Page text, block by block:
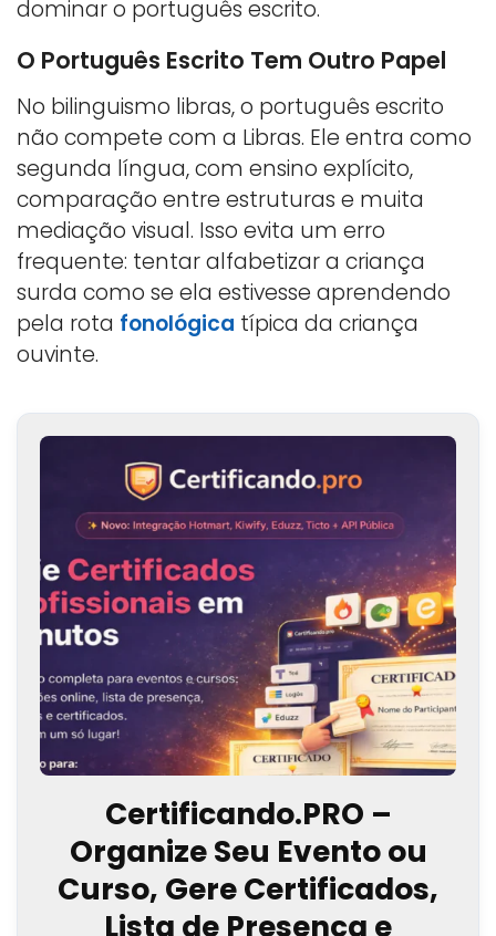
dominar o português escrito.
O Português Escrito Tem Outro Papel
No bilinguismo libras, o português escrito
não compete com a Libras. Ele entra como
segunda língua, com ensino explícito,
comparação entre estruturas e muita
mediação visual. Isso evita um erro
frequente: tentar alfabetizar a criança
surda como se ela estivesse aprendendo
pela rota fonológica típica da criança
ouvinte.
Certificando.PRO –
Organize Seu Evento ou
Curso, Gere Certificados,
Lista de Presença e